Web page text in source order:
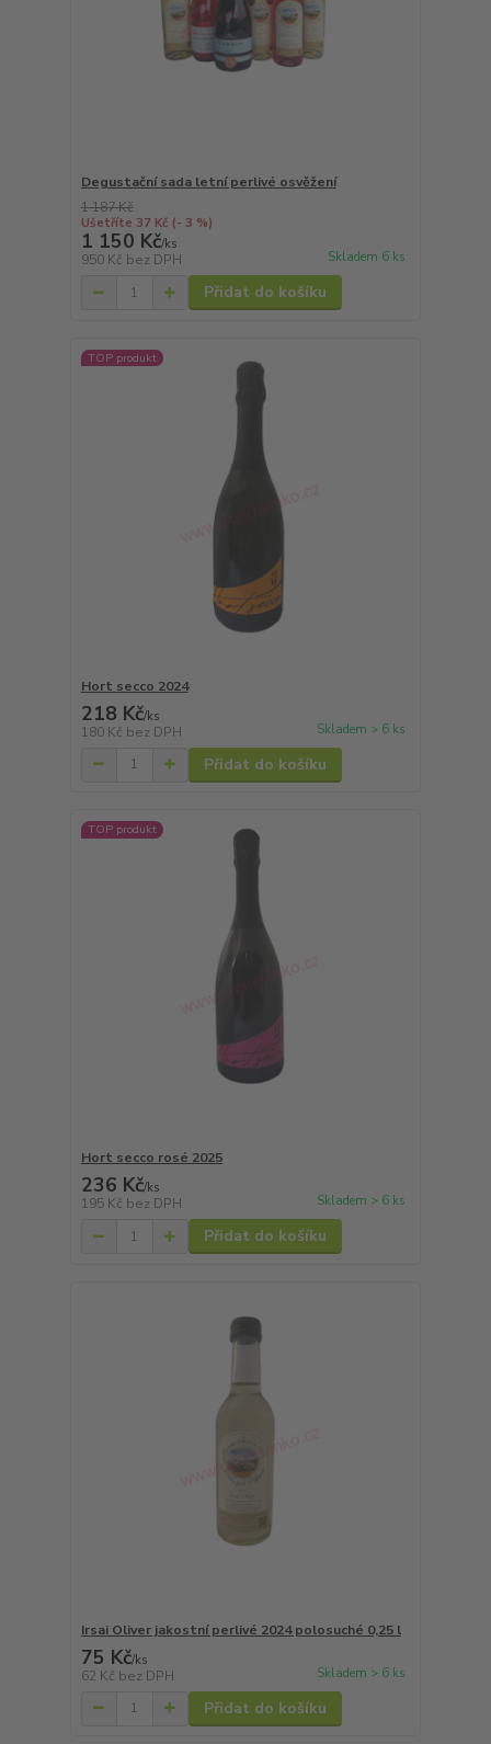
Degustační sada letní perlivé osvěžení
1 187 Kč
Ušetříte 37 Kč (- 3 %)
1 150 Kč/ks
950 Kč bez DPH Skladem 6 ks
Přidat do košíku
TOP produkt
Hort secco 2024
218 Kč/ks
180 Kč bez DPH Skladem > 6 ks
Přidat do košíku
TOP produkt
Hort secco rosé 2025
236 Kč/ks
195 Kč bez DPH Skladem > 6 ks
Přidat do košíku
Irsai Oliver jakostní perlivé 2024 polosuché 0,25 l
75 Kč/ks
62 Kč bez DPH Skladem > 6 ks
Přidat do košíku